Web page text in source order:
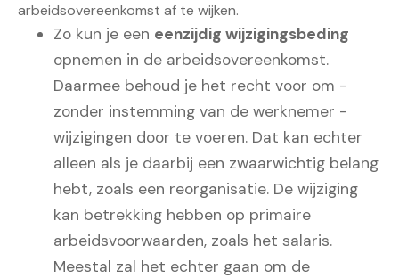
arbeidsovereenkomst af te wijken.
Zo kun je een eenzijdig wijzigingsbeding
opnemen in de arbeidsovereenkomst.
Daarmee behoud je het recht voor om -
zonder instemming van de werknemer -
wijzigingen door te voeren. Dat kan echter
alleen als je daarbij een zwaarwichtig belang
hebt, zoals een reorganisatie. De wijziging
kan betrekking hebben op primaire
arbeidsvoorwaarden, zoals het salaris.
Meestal zal het echter gaan om de